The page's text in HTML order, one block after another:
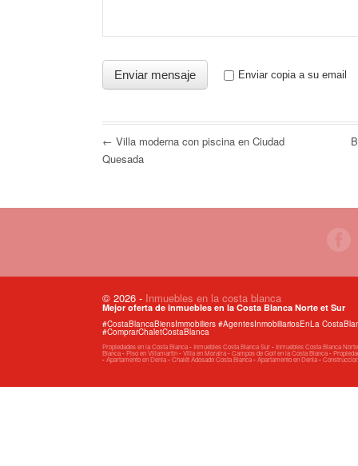
Enviar copia a su email
← Villa moderna con piscina en Ciudad
Quesada
© 2026 - Inmuebles en la costa blanca
Mejor oferta de inmuebles en la Costa Blanca Norte et Sur
#CostaBlancaBiensImmobiliers #AgentesInmobiliariosEnLa
#ComprarChaletCostaBlanca
Propiedades en la Costa Blanca- Inmuebles Costa Blanca Sur- Inmuebles Costa Blanca Norte
Blanca-Piso en Villamartin-Villa en Moraira-Campos de Golf en la Costa Blanca-
-Apartamento en Denia-Chalét Adosado Costa Blanca-Apartamento en Denia-